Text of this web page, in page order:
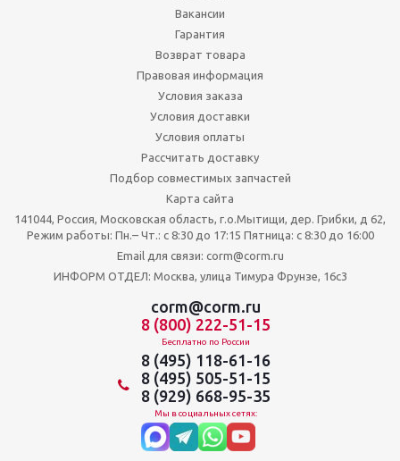
Вакансии
Гарантия
Возврат товара
Правовая информация
Условия заказа
Условия доставки
Условия оплаты
Рассчитать доставку
Подбор совместимых запчастей
Карта сайта
141044, Россия, Московская область, г.о.Мытищи, дер. Грибки, д 62,
Режим работы: Пн.– Чт.: с 8:30 до 17:15 Пятница: c 8:30 до 16:00
Email для связи: corm@corm.ru
ИНФОРМ ОТДЕЛ: Москва, улица Тимура Фрунзе, 16с3
corm@corm.ru
8 (800) 222-51-15
Бесплатно по России
8 (495) 118-61-16
8 (495) 505-51-15
8 (929) 668-95-35
Мы в социальных сетях: